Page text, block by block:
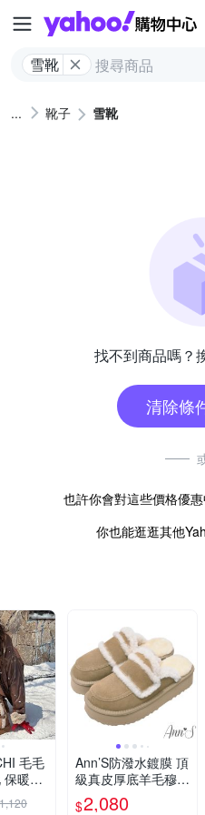
雪靴
靴子 雪靴
找不到商品嗎？
清除條
也許你會對這些價格優
你也能逛逛其他
毛
Ann’S防潑水鍍膜 頂
級真皮厚底羊毛穆勒
雪靴4.5cm-杏(版型
$2,080